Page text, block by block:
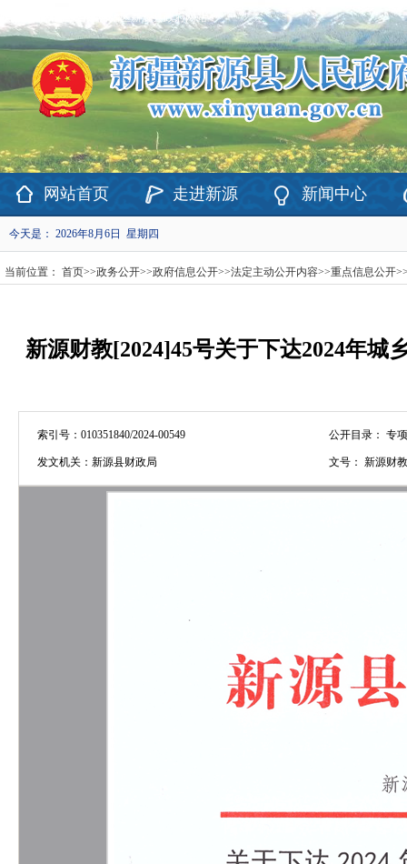
欢迎访问新疆维吾尔自治区新源县政府网站！
网站首页 走进新源 新闻中心
今天是： 2026年8月6日 星期四
当前位置： 首页>>政务公开>>政府信息公开>>法定主动公开内容>>重点信息公开
新源财教[2024]45号关于下达2024年
索引号： 010351840/2024-00549 公开目录： 专
发文机关： 新源县财政局 文号： 新源财